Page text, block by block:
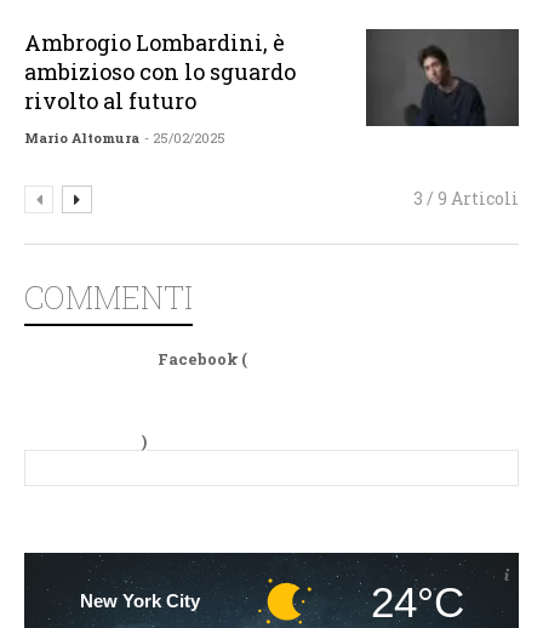
Ambrogio Lombardini, è
ambizioso con lo sguardo
rivolto al futuro
Mario Altomura - 25/02/2025
3 / 9 Articoli
COMMENTI
Facebook (
)
New York City 24°C